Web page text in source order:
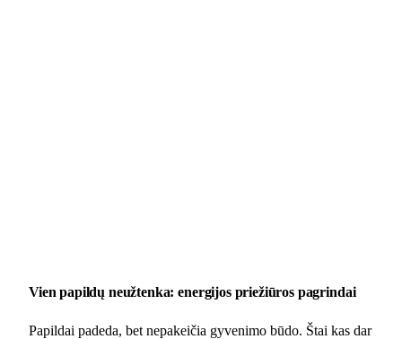
Vien papildų neužtenka: energijos priežiūros pagrindai
Papildai padeda, bet nepakeičia gyvenimo būdo. Štai kas dar